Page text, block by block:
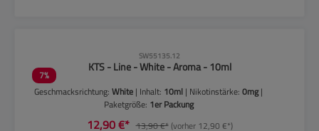
7%
SW55135.12
KTS - Line - White - Aroma - 10ml
Geschmacksrichtung:White | Inhalt: 10ml | Nikotinstärke:0mg|
Paketgröße: 1er Packung
12,90 €* 13,90 €*(vorher 12,90 €*)